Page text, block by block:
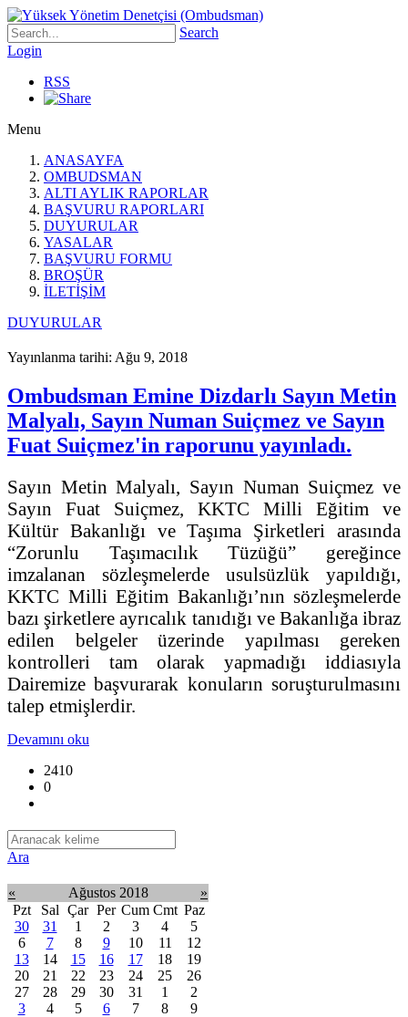
Search
Login
RSS
Menu
ANASAYFA
OMBUDSMAN
ALTI AYLIK RAPORLAR
BAŞVURU RAPORLARI
DUYURULAR
YASALAR
BAŞVURU FORMU
BROŞÜR
İLETİŞİM
DUYURULAR
Yayınlanma tarihi: Ağu 9, 2018
Ombudsman Emine Dizdarlı Sayın Metin
Malyalı, Sayın Numan Suiçmez ve Sayın
Fuat Suiçmez'in raporunu yayınladı.
Sayın Metin Malyalı, Sayın Numan Suiçmez ve
Sayın Fuat Suiçmez, KKTC Milli Eğitim ve
Kültür Bakanlığı ve Taşıma Şirketleri arasında
“Zorunlu Taşımacılık Tüzüğü” gereğince
imzalanan sözleşmelerde usulsüzlük yapıldığı,
KKTC Milli Eğitim Bakanlığı’nın sözleşmelerde
bazı şirketlere ayrıcalık tanıdığı ve Bakanlığa ibraz
edilen belgeler üzerinde yapılması gereken
kontrolleri tam olarak yapmadığı iddiasıyla
Dairemize başvurarak konuların soruşturulmasını
talep etmişlerdir.
Devamını oku
2410
0
Ara
« Ağustos 2018
»
Pzt
Sal Çar Per Cum Cmt Paz
30
31 1 2 3 4
5
6
7 8 9 10 11
12
13
14 15 16 17 18
19
20
21 22 23 24 25
26
27
28 29 30 31 1
2
3
4 5 6 7 8 9